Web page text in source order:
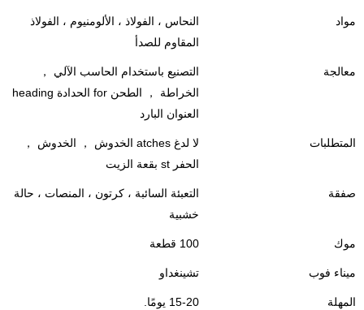
مواد
النحاس ، الفولاذ ، الألومنيوم ، الفولاذ
المقاوم للصدأ
معالجة
التصنيع باستخدام الحاسب الآلي ，
الخراطة ， الطحن for الحدادة heading
العنوان البارد
المتطلبات
لا لدغ atches الخدوش ， الخدوش ，
الحفر st بقعة الزيت
صفقة
التعبئة السائبة ، كرتون ، المنصات ، حالة
خشبية
موك 100 قطعة
ميناء فوب تشينغداو
المهلة 15-20 يومًا.